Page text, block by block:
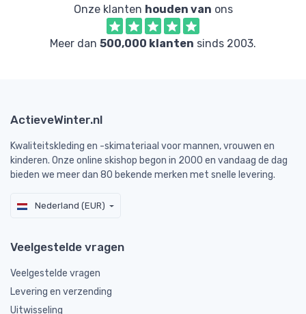
Onze klanten houden van ons
Meer dan 500,000 klanten sinds 2003.
ActieveWinter.nl
Kwaliteitskleding en -skimateriaal voor mannen, vrouwen en
kinderen. Onze online skishop begon in 2000 en vandaag de dag
bieden we meer dan 80 bekende merken met snelle levering.
Nederland (EUR)
Veelgestelde vragen
Veelgestelde vragen
Levering en verzending
Uitwisseling